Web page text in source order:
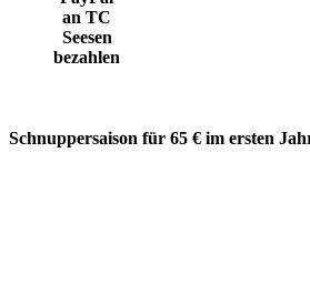
an TC
Seesen
bezahlen
Schnuppersaison für 65 € im ersten